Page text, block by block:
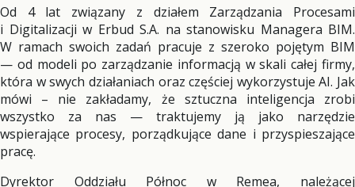
Od 4 lat związany z działem Zarządzania Procesami
i Digitalizacji w Erbud S.A. na stanowisku Managera BIM.
W ramach swoich zadań pracuje z szeroko pojętym BIM
— od modeli po zarządzanie informacją w skali całej firmy,
która w swych działaniach oraz częściej wykorzystuje AI. Jak
mówi – nie zakładamy, że sztuczna inteligencja zrobi
wszystko za nas — traktujemy ją jako narzędzie
wspierające procesy, porządkujące dane i przyspieszające
pracę.
Dyrektor Oddziału Północ w Remea, należącej